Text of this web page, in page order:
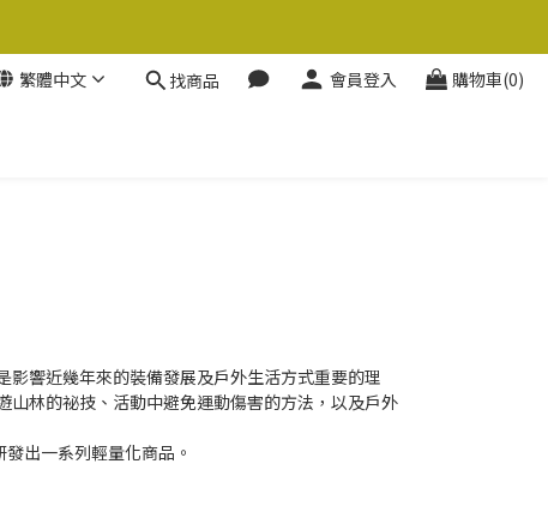
繁體中文 找商品 會員登入 購物車(0)
影響近幾年來的裝備發展及戶外生活方式重要的理
山林的祕技、活動中避免運動傷害的方法，以及戶外
出一系列輕量化商品。